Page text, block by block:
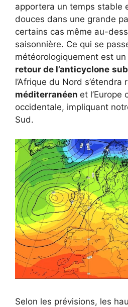
apportera un temps stable
douces dans une grande
certains cas même au-
saisonnière. Ce qui se
météorologiquement est
retour de l’anticyclone
l’Afrique du Nord s’étendra
méditerranéen et l’Europe
occidentale, impliquant
Sud.
Selon les prévisions, les